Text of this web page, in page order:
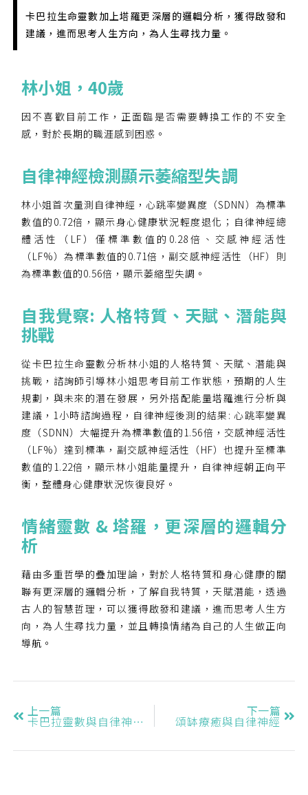
卡巴拉生命靈數加上塔羅更深層的邏輯分析，獲得啟發和
建議，進而思考人生方向，為人生尋找力量。
林小姐 ，40歲
因不喜歡目前工作，正面臨是否需要轉換工作的不安全
感，對於長期的職涯感到困惑。
自律神經檢測顯示萎縮型失調
林小姐首次量測自律神經，心跳率變異度（SDNN）為標準
數值的0.72倍，顯示身心健康狀況輕度退化；自律神經總
體活性（LF）僅標準數值的0.28倍、交感神經活性
（LF%）為標準數值的0.71倍，副交感神經活性（HF）則
為標準數值的0.56倍，顯示萎縮型失調。
自我覺察: 人格特質 、 天賦 、 潛能與
挑戰
從卡巴拉生命靈數分析林小姐的人格特質、天賦、潛能與
挑戰，諮詢師引導林小姐思考目前工作狀態，預期的人生
規劃，與未來的潛在發展，另外搭配能量塔羅進行分析與
建議，1小時諮詢過程，自律神經後測的結果: 心跳率變異
度（SDNN）大幅提升為標準數值的1.56倍，交感神經活性
（LF%）達到標準，副交感神經活性（HF）也提升至標準
數值的1.22倍，顯示林小姐能量提升，自律神經朝正向平
衡，整體身心健康狀況恢復良好。
情緒靈數 & 塔羅，更深層的邏輯分
析
藉由多重哲學的疊加理論，對於人格特質和身心健康的關
聯有更深層的邏輯分析，了解自我特質，天賦潛能，透過
古人的智慧哲理，可以獲得啟發和建議，進而思考人生方
向，為人生尋找力量，並且轉換情緒為自己的人生做正向
導航。
上一篇
卡巴拉靈數與自律神經 -2
下一篇
頌缽療癒與自律神經
您已成功送出會員申請
您好，您的會員申請，已成功送出，經本協會理事
——
【會費】
個人會員:
入會費新臺幣1200元，於會員入會時繳納；常年會
費1200元，於每年度繳納。
入會費新臺幣3000元，於會員入會時繳納；常年會
費3000元，於每年度繳納。
戶名: 社團法人台灣自律神經健康培訓暨發展協會
帳號: 003-03-501566-2
銀行: (013) 國泰世華 南京東路分行